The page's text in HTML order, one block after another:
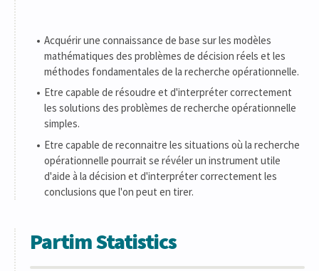
Acquérir une connaissance de base sur les modèles
mathématiques des problèmes de décision réels et les
méthodes fondamentales de la recherche opérationnelle.
Etre capable de résoudre et d'interpréter correctement
les solutions des problèmes de recherche opérationnelle
simples.
Etre capable de reconnaitre les situations où la recherche
opérationnelle pourrait se révéler un instrument utile
d'aide à la décision et d'interpréter correctement les
conclusions que l'on peut en tirer.
Partim Statistics